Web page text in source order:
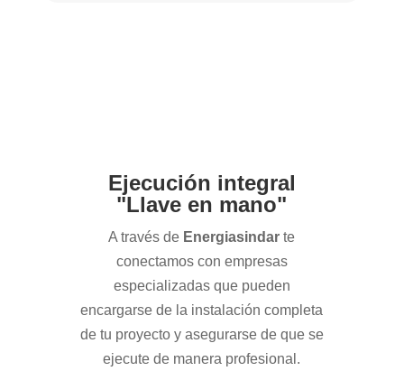
Ejecución integral
"Llave en mano"
A través de Energiasindar te
conectamos con empresas
especializadas que pueden
encargarse de la instalación completa
de tu proyecto y asegurarse de que se
ejecute de manera profesional.